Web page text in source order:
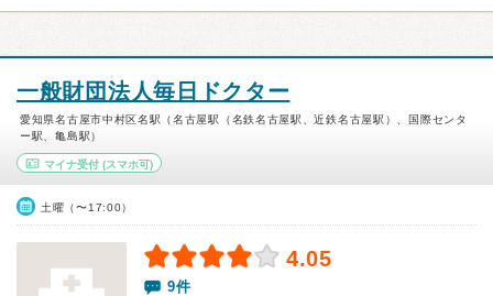
一般財団法人毎日ドクター
愛知県名古屋市中村区名駅（名古屋駅（名鉄名古屋駅、近鉄名古屋駅）、国際センタ
ー駅、亀島駅）
マイナ受付 (スマホ可)
土曜（〜17:00）
4.05
9件